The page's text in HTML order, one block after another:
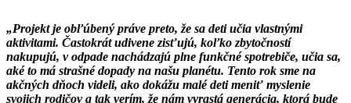
„Projekt je obľúbený práve preto, že sa deti učia vlastnými
aktivitami. Častokrát udivene zisťujú, koľko zbytočností
nakupujú, v odpade nachádzajú plne funkčné spotrebiče, učia sa,
aké to má strašné dopady na našu planétu. Tento rok sme na
akčných dňoch videli, ako dokážu malé deti meniť myslenie
svojich rodičov a tak verím, že nám vyrastá generácia, ktorá bude